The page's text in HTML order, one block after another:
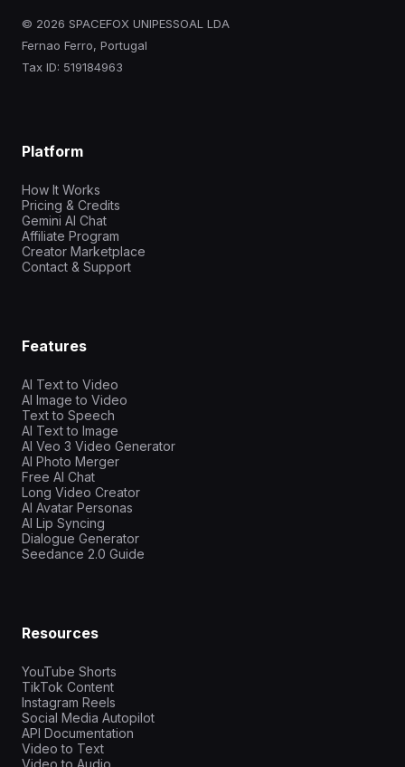
© 2026 SPACEFOX UNIPESSOAL LDA
Fernao Ferro, Portugal
Tax ID: 519184963
Platform
How It Works
Pricing & Credits
Gemini AI Chat
Affiliate Program
Creator Marketplace
Contact & Support
Features
AI Text to Video
AI Image to Video
Text to Speech
AI Text to Image
AI Veo 3 Video Generator
AI Photo Merger
Free AI Chat
Long Video Creator
AI Avatar Personas
AI Lip Syncing
Dialogue Generator
Seedance 2.0 Guide
Resources
YouTube Shorts
TikTok Content
Instagram Reels
Social Media Autopilot
API Documentation
Video to Text